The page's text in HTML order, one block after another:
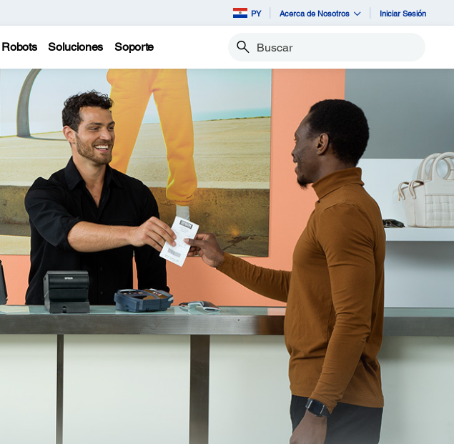
PY Acerca de Nosotros Iniciar Sesión
Robots Soluciones Soporte Buscar